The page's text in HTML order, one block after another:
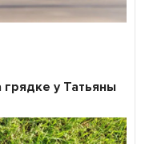
у Татьяны